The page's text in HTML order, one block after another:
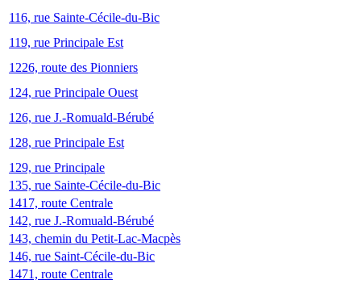
116, rue Sainte-Cécile-du-Bic
119, rue Principale Est
1226, route des Pionniers
124, rue Principale Ouest
126, rue J.-Romuald-Bérubé
128, rue Principale Est
129, rue Principale
135, rue Sainte-Cécile-du-Bic
1417, route Centrale
142, rue J.-Romuald-Bérubé
143, chemin du Petit-Lac-Macpès
146, rue Saint-Cécile-du-Bic
1471, route Centrale